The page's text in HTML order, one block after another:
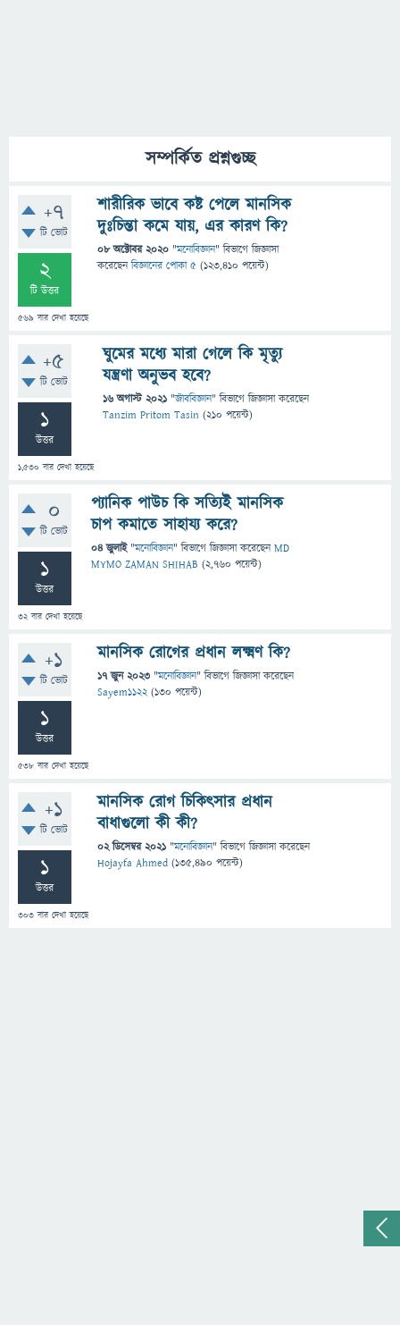
সম্পর্কিত প্রশ্নগুচ্ছ
+7
টি ভোট
2
টি উত্তর
569 বার দেখা হয়েছে
শারীরিক ভাবে কষ্ট পেলে মানসিক
দুঃচিন্তা কমে যায়, এর কারণ কি?
08 অক্টোবর 2020 "মনোবিজ্ঞান" বিভাগে জিজ্ঞাসা
করেছেনবিজ্ঞানের পোকা ৫ (123,410 পয়েন্ট)
+5
টি ভোট
1
উত্তর
1,530 বার দেখা হয়েছে
ঘুমের মধ্যে মারা গেলে কি মৃত্যু
যন্ত্রণা অনুভব হবে?
16 অগাস্ট 2021 "জীববিজ্ঞান" বিভাগে জিজ্ঞাসাকরেছেন
Tanzim Pritom Tasin (210 পয়েন্ট)
0
টি ভোট
1
উত্তর
32বার দেখা হয়েছে
প্যানিক পাউচ কি সত্যিই মানসিক
চাপ কমাতে সাহায্য করে?
04 জুলাই "মনোবিজ্ঞান" বিভাগে জিজ্ঞাসাকরেছেনMD
MYMO ZAMAN SHIHAB (2,760 পয়েন্ট)
+1
টি ভোট
1
উত্তর
538 বার দেখা হয়েছে
মানসিক রোগের প্রধান লক্ষ্মণ কি?
17 জুন 2023 "মনোবিজ্ঞান" বিভাগে জিজ্ঞাসাকরেছেন
Sayem1122 (130 পয়েন্ট)
+1
টি ভোট
1
উত্তর
303 বার দেখা হয়েছে
মানসিক রোগ চিকিৎসার প্রধান
বাধাগুলো কী কী?
02 ডিসেম্বর 2021 "মনোবিজ্ঞান" বিভাগে জিজ্ঞাসাকরেছেন
Hojayfa Ahmed (135,490 পয়েন্ট)